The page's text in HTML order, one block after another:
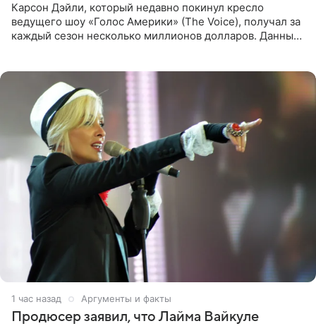
Карсон Дэйли, который недавно покинул кресло
ведущего шоу «Голос Америки» (The Voice), получал за
каждый сезон несколько миллионов долларов. Данные
1 час назад Аргументы и факты
Продюсер заявил, что Лайма Вайкуле